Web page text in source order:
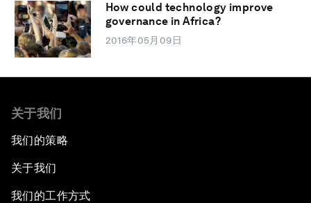
How could technology improve
governance in Africa?
2016年05月09日
关于我们
我们的策略
关于我们
我们的工作方式